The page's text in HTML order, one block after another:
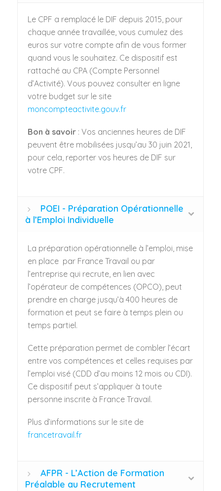
Le CPF a remplacé le DIF depuis 2015, pour
chaque année travaillée, vous cumulez des
euros sur votre compte afin de vous former
quand vous le souhaitez. Ce dispositif est
rattaché au CPA (Compte Personnel
d’Activité). Vous pouvez consulter en ligne
votre budget sur le site
moncompteactivite.gouv.fr
Bon à savoir : Vos anciennes heures de DIF
peuvent être mobilisées jusqu’au 30 juin 2021,
pour cela, reporter vos heures de DIF sur
votre CPF.
POEI - Préparation Opérationnelle
à l’Emploi Individuelle
La préparation opérationnelle à l’emploi, mise
en place par France Travail ou par
l’entreprise qui recrute, en lien avec
l’opérateur de compétences (OPCO), peut
prendre en charge jusqu’à 400 heures de
formation et peut se faire à temps plein ou
temps partiel.
Cette préparation permet de combler l’écart
entre vos compétences et celles requises par
l’emploi visé (CDD d’au moins 12 mois ou CDI).
Ce dispositif peut s’appliquer à toute
personne inscrite à France Travail.
Plus d’informations sur le site de
francetravail.fr
AFPR - L’Action de Formation
Préalable au Recrutement